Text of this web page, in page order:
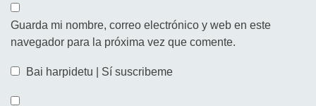
Guarda mi nombre, correo electrónico y web en este
navegador para la próxima vez que comente.
Bai harpidetu | Sí suscribeme